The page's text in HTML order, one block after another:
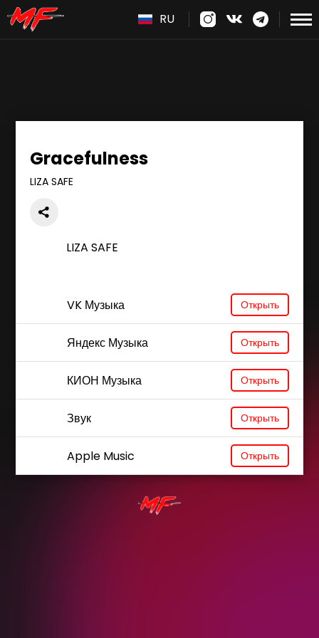
RU
Gracefulness
LIZA SAFE
LIZA SAFE
VK Музыка Открыть
Яндекс Музыка Открыть
КИОН Музыка Открыть
Звук Открыть
Apple Music Открыть